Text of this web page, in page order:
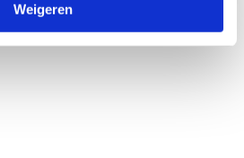
Weigeren